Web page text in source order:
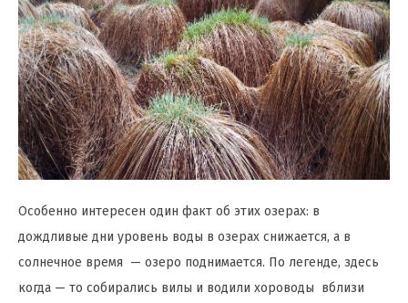
Особенно интересен один факт об этих озерах: в
дождливые дни уровень воды в озерах снижается, а в
солнечное время — озеро поднимается. По легенде, здесь
когда — то собирались вилы и водили хороводы вблизи